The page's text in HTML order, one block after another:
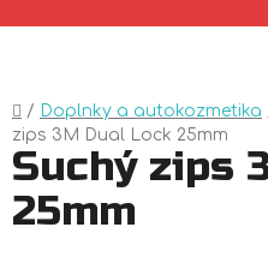
Domov
/ Doplnky a autokozmetika
zips 3M Dual Lock 25mm
Suchý zips
25mm